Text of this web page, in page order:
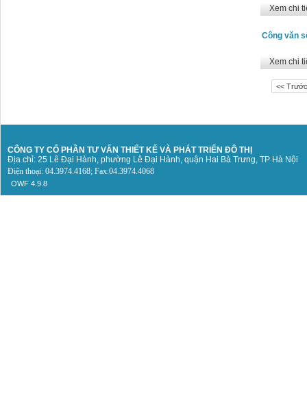
Xem chi
Công văn
Xem chi
<<
CÔNG TY CỔ PHẦN TƯ VẤN THIẾT KẾ VÀ PHÁT TRIỂN ĐÔ THỊ
Địa chỉ: 25 Lê Đại Hành, phường Lê Đại Hành, quận Hai Bà Trưng, TP Hà Nội
Điện thoại: 04.3974.4168; Fax:04.3974.4068
OWF 4.9.8